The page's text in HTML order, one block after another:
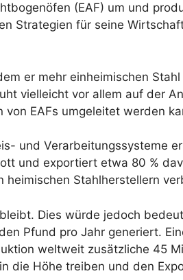
(EAF) um und
Strategien für seine
er mehr einheimischen
vielleicht vor allem auf der
EAFs umgeleitet werden
und Verarbeitungssysteme
und exportiert etwa 80 %
Stahlherstellern
Dies würde jedoch
Pfund pro Jahr generiert.
weltweit zusätzliche 45
die Höhe treiben und den